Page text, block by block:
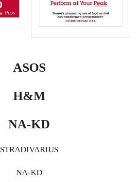
ASOS
H&M
NA-KD
STRADIVARIUS
NA-KD